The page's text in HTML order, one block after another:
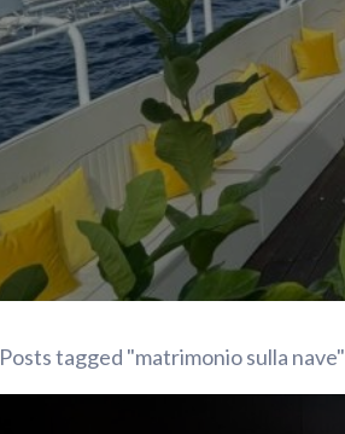
Posts tagged "matrimonio sulla nave"